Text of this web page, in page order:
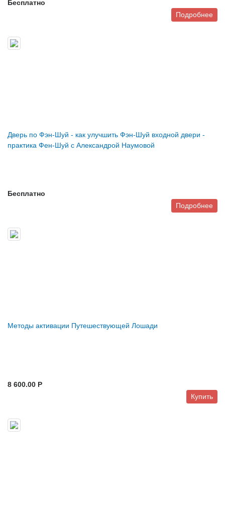
Бесплатно
Подробнее
Дверь по Фэн-Шуй - как улучшить Фэн-Шуй входной двери -
практика Фен-Шуй с Александрой Наумовой
Бесплатно
Подробнее
Методы активации Путешествующей Лошади
8 600.00 P
Купить